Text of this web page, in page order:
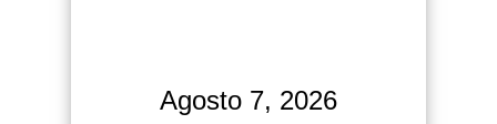
Agosto 7, 2026